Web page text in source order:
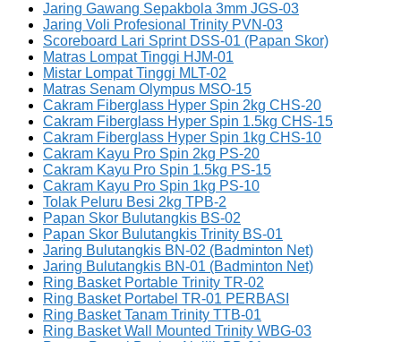
Jaring Gawang Sepakbola 3mm JGS-03
Jaring Voli Profesional Trinity PVN-03
Scoreboard Lari Sprint DSS-01 (Papan Skor)
Matras Lompat Tinggi HJM-01
Mistar Lompat Tinggi MLT-02
Matras Senam Olympus MSO-15
Cakram Fiberglass Hyper Spin 2kg CHS-20
Cakram Fiberglass Hyper Spin 1.5kg CHS-15
Cakram Fiberglass Hyper Spin 1kg CHS-10
Cakram Kayu Pro Spin 2kg PS-20
Cakram Kayu Pro Spin 1.5kg PS-15
Cakram Kayu Pro Spin 1kg PS-10
Tolak Peluru Besi 2kg TPB-2
Papan Skor Bulutangkis BS-02
Papan Skor Bulutangkis Trinity BS-01
Jaring Bulutangkis BN-02 (Badminton Net)
Jaring Bulutangkis BN-01 (Badminton Net)
Ring Basket Portable Trinity TR-02
Ring Basket Portabel TR-01 PERBASI
Ring Basket Tanam Trinity TTB-01
Ring Basket Wall Mounted Trinity WBG-03